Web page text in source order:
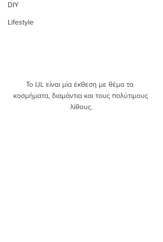
DIY
Lifestyle
Το IJL είναι μία έκθεση με θέμα τα
κοσμήματα, διαμάντια και τους πολύτιμους
λίθους.